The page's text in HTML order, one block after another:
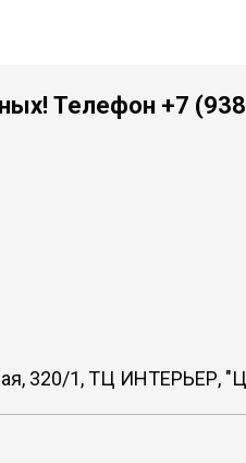
Телефон +7
320/1, ТЦ ИНТЕРЬЕР,